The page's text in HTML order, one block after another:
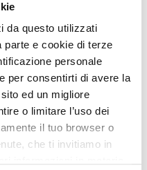
da questo utilizzati
parte e cookie di terze
personale
per consentirti di avere la
ed un migliore
o limitare l’uso dei
il tuo browser o
che ti invitiamo in
- 06/04/2026